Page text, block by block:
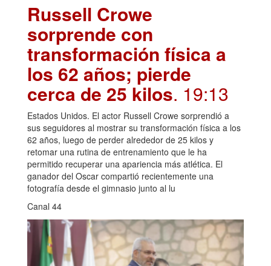
Russell Crowe
sorprende con
transformación física a
los 62 años; pierde
cerca de 25 kilos. 19:13
Estados Unidos. El actor Russell Crowe sorprendió a
sus seguidores al mostrar su transformación física a los
62 años, luego de perder alrededor de 25 kilos y
retomar una rutina de entrenamiento que le ha
permitido recuperar una apariencia más atlética. El
ganador del Oscar compartió recientemente una
fotografía desde el gimnasio junto al lu
Canal 44